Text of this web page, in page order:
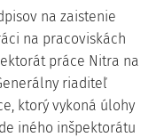
na zaistenie
na pracoviskách
práce Nitra na
riaditeľ
ktorý vykoná úlohy
iného inšpektorátu